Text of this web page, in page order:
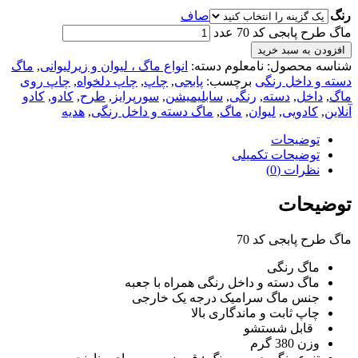
رنگ
صاف
ماگ طرح پابجی کد 70 عدد
افزودن به سبد خرید
شناسه محصول: نامعلوم دسته: انواع ماگ ، لیوان و زیرلیوانی, ماگ
دسته و داخل رنگی برچسب: پابجی, چاپ, چاپ دلخواه, چاپ روی
ماگ, داخل, دسته, رنگی, سابلیمیشن, سورپرایز , طرح, کادو, کادو
آنلاین, کادویی, لیوان, ماگ, ماگ دسته و داخل رنگی, هدیه
توضیحات
توضیحات تکمیلی
نظرات (0)
توضیحات
ماگ طرح پابجی کد 70
ماگ رنگی
ماگ دسته و داخل رنگی همراه با جعبه
جنس ماگ سرامیک درجه یک خارجی
چاپ ثابت و ماندگاری بالا
قابل شستشو
وزن 380 گرم